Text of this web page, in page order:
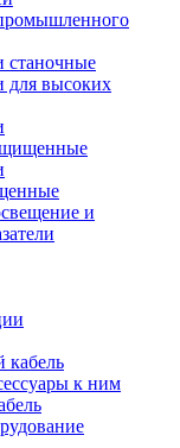
станочные
для высоких
и
к ним